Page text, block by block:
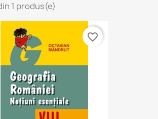
1 produs(e)
favorite_border